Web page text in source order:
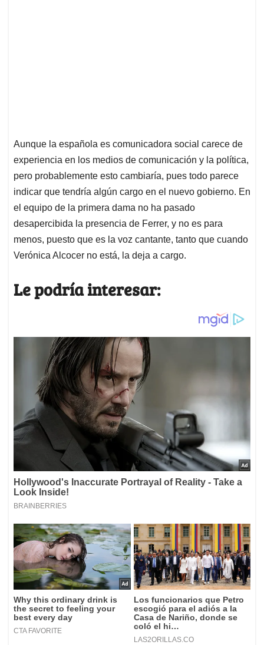
Aunque la española es comunicadora social carece de
experiencia en los medios de comunicación y la política,
pero probablemente esto cambiaría, pues todo parece
indicar que tendría algún cargo en el nuevo gobierno. En
el equipo de la primera dama no ha pasado
desapercibida la presencia de Ferrer, y no es para
menos, puesto que es la voz cantante, tanto que cuando
Verónica Alcocer no está, la deja a cargo.
Le podría interesar: